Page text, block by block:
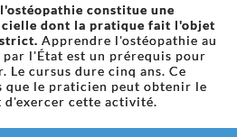
constitue une
dont la pratique fait l'objet
Apprendre l'ostéopathie au
par l'État est un prérequis pour
Le cursus dure cinq ans. Ce
que le praticien peut obtenir le
cette activité.